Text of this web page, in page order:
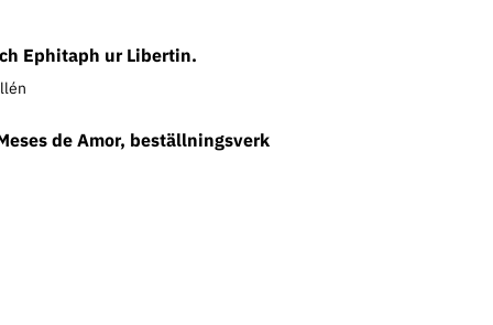
Ephitaph ur Libertin.
de Amor, beställningsverk